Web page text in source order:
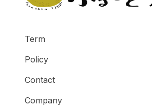
Term
Policy
Contact
Company